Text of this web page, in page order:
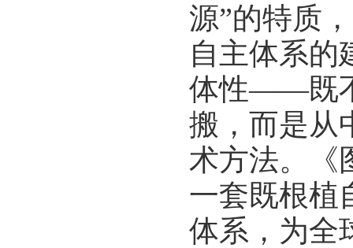
源”的特质
自主体系的
体性——既
搬，而是从
术方法。
一套既根植
体系，为全